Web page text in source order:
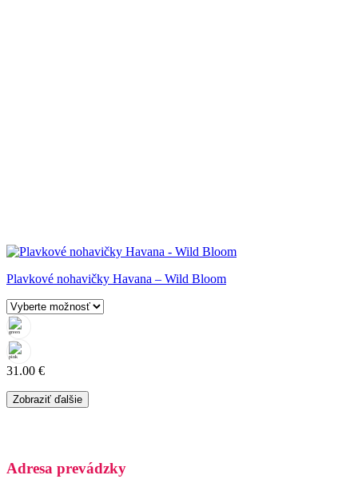
Plavkové nohavičky Havana – Wild Bloom
31.00 €
Zobraziť ďalšie
Adresa prevádzky